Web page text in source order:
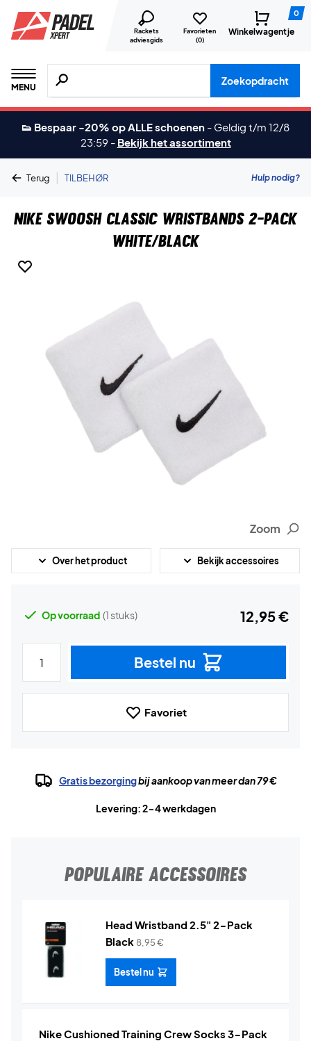
Rackets
adviesgids
Favorieten
(0)
0
Winkelwagentje
MENU
Zoeken naar producten, merken etc.
Zoekopdracht
👟 Bespaar -20% op ALLE schoenen - Geldig t/m 12/8
23:59 - Bekijk het assortiment
Terug | TILBEHØR Hulp nodig?
Nike Swoosh Classic Wristbands 2-Pack
White/Black
Zoom
Over het product Bekijk accessoires
Op voorraad (1 stuks) 12,95 €
Bestel nu
Favoriet
Gratis bezorgingbij aankoop van meer dan 79 €
Levering: 2-4 werkdagen
POPULAIRE ACCESSOIRES
Head Wristband 2.5" 2-Pack
Black 8,95€
Bestel nu
Nike Cushioned Training Crew Socks 3-Pack